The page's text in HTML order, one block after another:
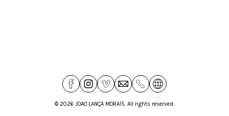
© 2026 JOAO LANÇA MORAIS. All rights reserved.